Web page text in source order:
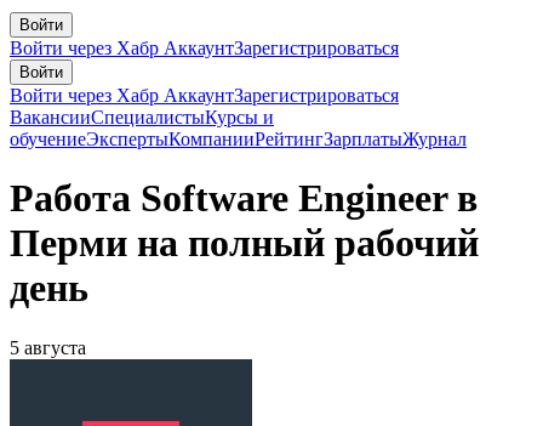
Войти
Войти через Хабр АккаунтЗарегистрироваться
Войти
Войти через Хабр АккаунтЗарегистрироваться
ВакансииСпециалистыКурсы и
обучениеЭкспертыКомпанииРейтингЗарплатыЖурнал
Работа Software Engineer в
Перми на полный рабочий
день
5 августа